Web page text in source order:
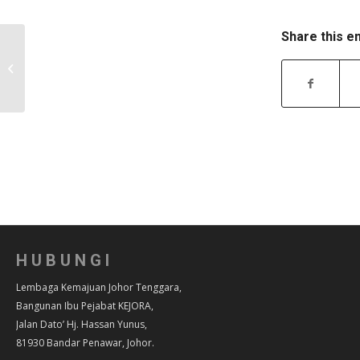
Share this
HUBUNGI
Lembaga Kemajuan Johor Tenggara,
Bangunan Ibu Pejabat KEJORA,
Jalan Dato’ Hj. Hassan Yunus,
81930 Bandar Penawar, Johor.